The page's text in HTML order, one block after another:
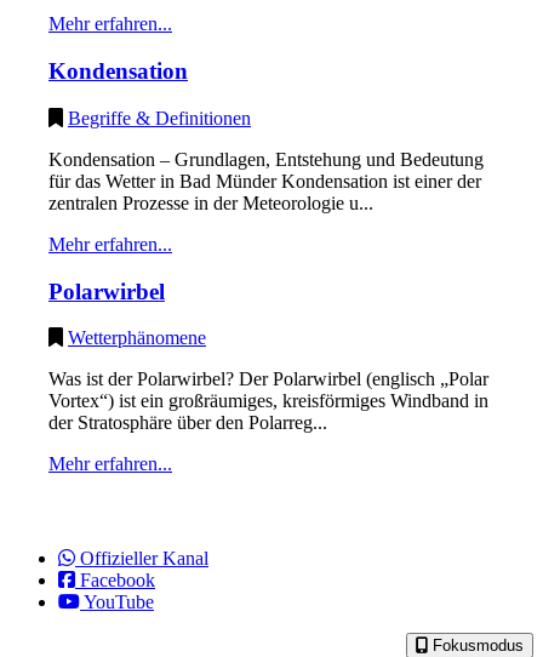
Mehr erfahren...
Kondensation
Begriffe & Definitionen
Kondensation – Grundlagen, Entstehung und Bedeutung
für das Wetter in Bad Münder Kondensation ist einer der
zentralen Prozesse in der Meteorologie u...
Mehr erfahren...
Polarwirbel
Wetterphänomene
Was ist der Polarwirbel? Der Polarwirbel (englisch „Polar
Vortex“) ist ein großräumiges, kreisförmiges Windband in
der Stratosphäre über den Polarreg...
Mehr erfahren...
Offizieller Kanal
Facebook
YouTube
Fokusmodus